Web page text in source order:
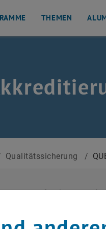
THEMEN
Qualitätssicherung /
System of Science